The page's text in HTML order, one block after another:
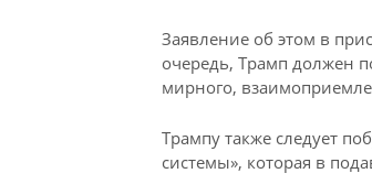
Заявление об этом в
очередь, Трамп должен
мирного,
Трампу также следует
системы», которая в